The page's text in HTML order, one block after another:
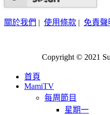
關於我們 | 使用條款 | 免責聲
Copyright © 2021
首頁
MamiTV
每周節目
星期一